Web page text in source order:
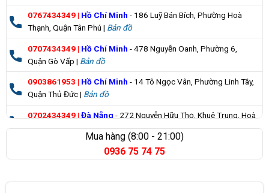
0767434349| Hồ Chí Minh - 186 Luỹ Bán Bích, Phường Hoà
Thạnh, Quận Tân Phú | Bản đồ
0707434349| Hồ Chí Minh - 478 Nguyễn Oanh, Phường 6,
Quận Gò Vấp | Bản đồ
0903861953 | Hồ Chí Minh - 14 Tô Ngọc Vân, Phường Linh Tây,
Quận Thủ Đức | Bản đồ
0702434349| Đà Nẵng - 272 Nguyễn Hữu Thọ, Khuê Trung, Hoà
Cường |Bản đồ
Mua hàng (8:00 - 21:00)
0936 75 74 75